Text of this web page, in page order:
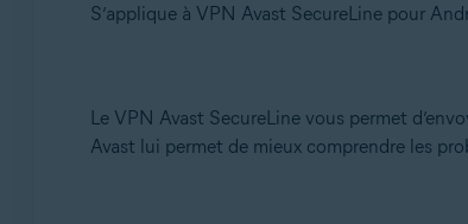
S’applique à VPN Avast SecureLine pour
Produits:
VPN Avast SecureLine 6.x pour Android
Le VPN Avast SecureLine vous permet
Avast lui permet de mieux comprendre les